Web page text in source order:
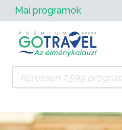
Mai programok